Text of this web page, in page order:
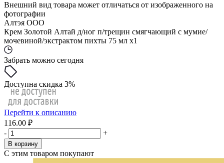
Внешний вид товара может отличаться от изображенного на
фотографии
Алтэя ООО
Крем Золотой Алтай д/ног п/трещин смягчающий с мумие/
мочевиной/экстрактом пихты 75 мл x1
Забрать можно сегодня
Доступна скидка 3%
Перейти к описанию
116.00 ₽
-
+
В корзину
С этим товаром покупают